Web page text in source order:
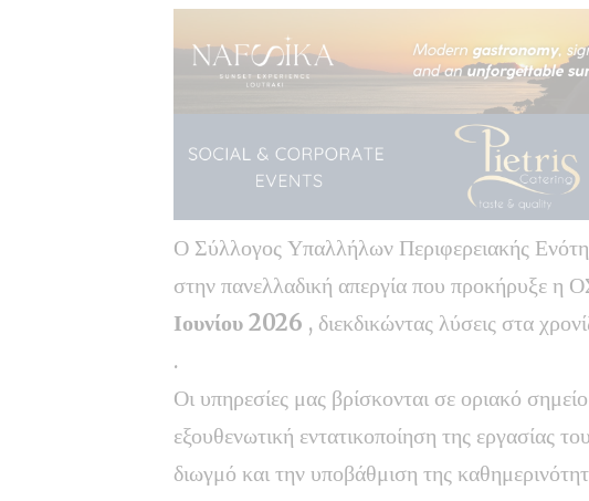
Ο Σύλλογος Υπαλλήλων Περιφερειακής
στην πανελλαδική απεργία που προκήρυξε η
Ιουνίου 2026 , διεκδικώντας λύσεις στα
.
Οι υπηρεσίες μας βρίσκονται σε οριακό
εξουθενωτική εντατικοποίηση της εργασίας
διωγμό και την υποβάθμιση της